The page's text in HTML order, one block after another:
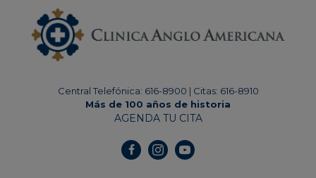
Central Telefónica: 616-8900 | Citas: 616-8910
Más de 100 años de historia
AGENDA TU CITA